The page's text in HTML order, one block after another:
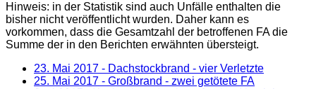
Hinweis: in der Statistik sind auch Unfälle enthalten die
bisher nicht veröffentlicht wurden. Daher kann es
vorkommen, dass die Gesamtzahl der betroffenen FAdie
Summe der in den Berichten erwähnten übersteigt.
23. Mai 2017 - Dachstockbrand - vier Verletzte
25. Mai 2017 - Großbrand - zwei getötete FA